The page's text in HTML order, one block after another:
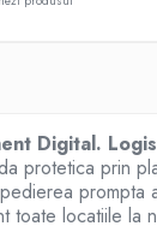
Digital.
protetica prin
prompta
toate locatiile la